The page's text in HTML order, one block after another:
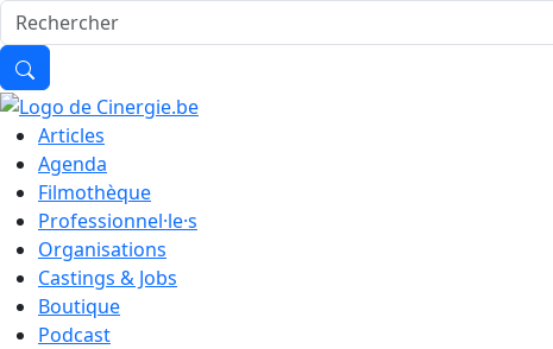
Articles
Agenda
Filmothèque
Professionnel·le·s
Organisations
Castings & Jobs
Boutique
Podcast